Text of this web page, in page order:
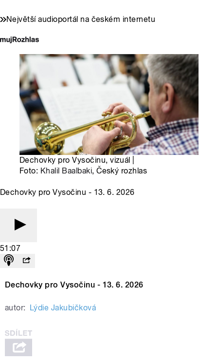
Největší audioportál na českém internetu
Dechovky pro Vysočinu, vizuál |
Foto: Khalil Baalbaki, Český rozhlas
Dechovky pro Vysočinu - 13. 6. 2026
51:07
Dechovky pro Vysočinu - 13. 6. 2026
autor: Lýdie Jakubičková